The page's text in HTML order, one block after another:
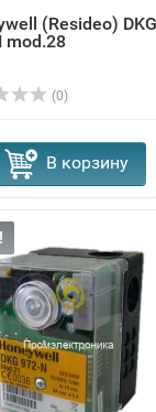
(Resideo) DKG
mod.28
(0)
В корзину